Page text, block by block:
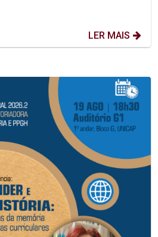
LER MAIS